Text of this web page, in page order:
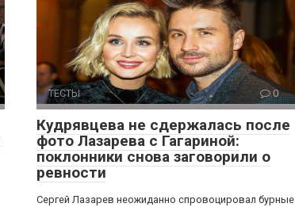
ТЕСТЫ 0
Кудрявцева не сдержалась после
фото Лазарева с Гагариной:
поклонники снова заговорили о
ревности
Сергей Лазарев неожиданно спровоцировал бурные